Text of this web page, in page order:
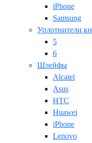
iPhone
Samsung
Уплотнители
5
6
Шлейфы
Alcatel
Asus
HTC
Huawei
iPhone
Lenovo